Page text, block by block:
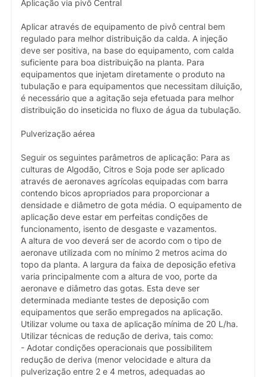
Aplicação via pivô Central
Aplicar através de equipamento de pivô central bem
regulado para melhor distribuição da calda. A injeção
deve ser positiva, na base do equipamento, com calda
suficiente para boa distribuição na planta. Para
equipamentos que injetam diretamente o produto na
tubulação e para equipamentos que necessitam diluição,
é necessário que a agitação seja efetuada para melhor
distribuição do inseticida no fluxo de água da tubulação.
Pulverização aérea
Seguir os seguintes parâmetros de aplicação: Para as
culturas de Algodão, Citros e Soja pode ser aplicado
através de aeronaves agrícolas equipadas com barra
contendo bicos apropriados para proporcionar a
densidade e diâmetro de gota média. O equipamento de
aplicação deve estar em perfeitas condições de
funcionamento, isento de desgaste e vazamentos.
A altura de voo deverá ser de acordo com o tipo de
aeronave utilizada com no mínimo 2 metros acima do
topo da planta. A largura da faixa de deposição efetiva
varia principalmente com a altura de voo, porte da
aeronave e diâmetro das gotas. Esta deve ser
determinada mediante testes de deposição com
equipamentos que serão empregados na aplicação.
Utilizar volume ou taxa de aplicação mínima de 20 L/ha.
Utilizar técnicas de redução de deriva, tais como:
- Adotar condições operacionais que possibilitem
redução de deriva (menor velocidade e altura da
pulverização entre 2 e 4 metros, adequadas ao